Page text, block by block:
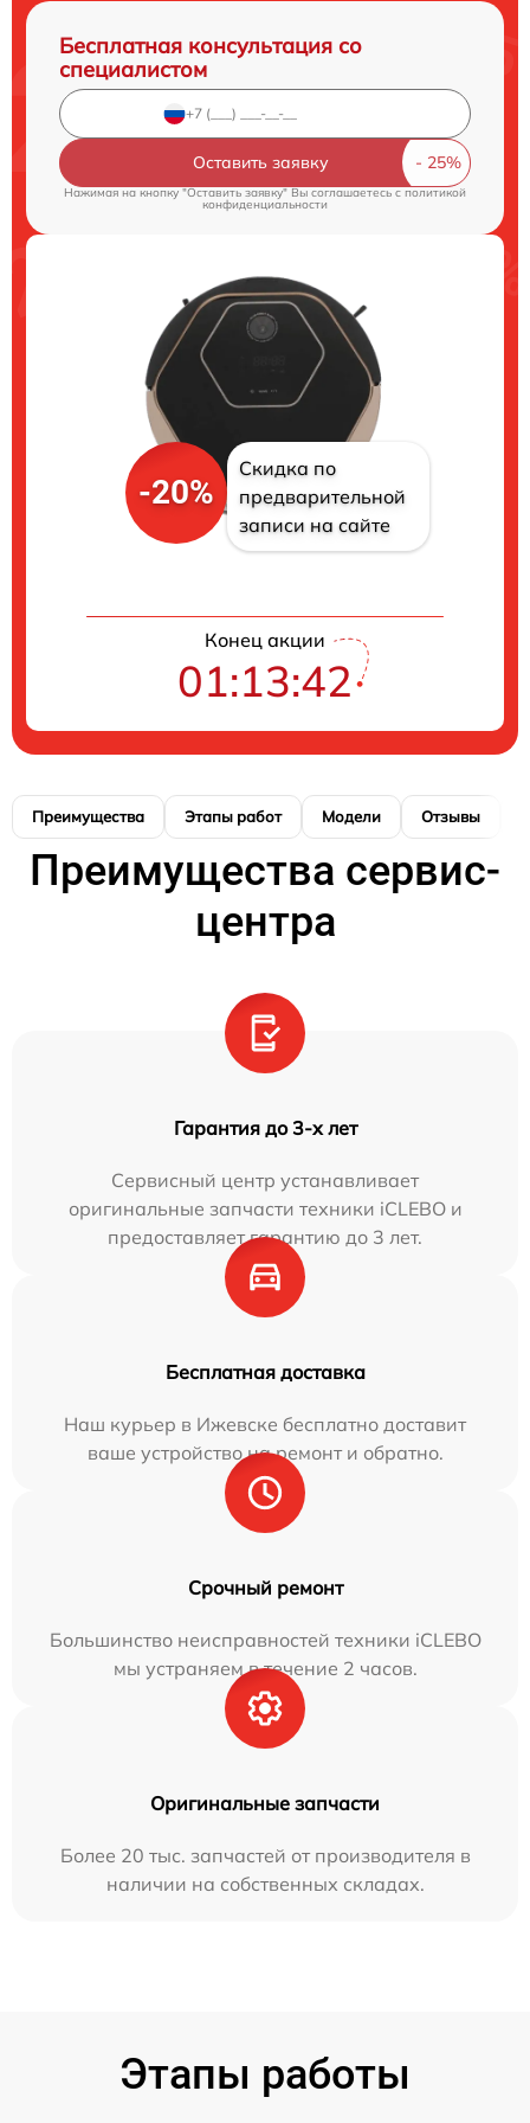
Бесплатная консультация со
специалистом
Оставить заявку
Нажимая на кнопку "Оставить заявку" Вы соглашаетесь cполитикой
конфиденциальности
-20%
Скидка по
предварительной
записи на сайте
Конец акции
01:13:42
Преимущества Этапы работ Модели Отзывы
Преимущества сервис-
центра
Гарантия до 3-х лет
Сервисный центр устанавливает
оригинальные запчасти техники iCLEBO и
предоставляет гарантию до 3 лет.
Бесплатная доставка
Наш курьер в Ижевске бесплатно доставит
ваше устройство на ремонт и обратно.
Срочный ремонт
Большинство неисправностей техники iCLEBO
мы устраняем в течение 2 часов.
Оригинальные запчасти
Более 20 тыс. запчастей от производителя в
наличии на собственных складах.
Этапы работы